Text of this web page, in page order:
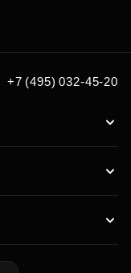
+7 (495) 032-45-20